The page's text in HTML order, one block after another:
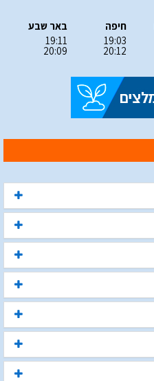
חיפה
19:03
20:12
באר שבע
19:11
20:09